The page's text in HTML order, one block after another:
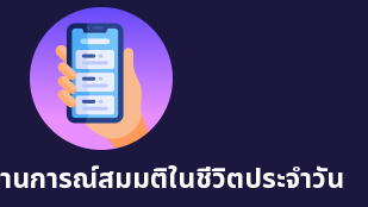
การณ์สมมติในชีวิตประจำวัน